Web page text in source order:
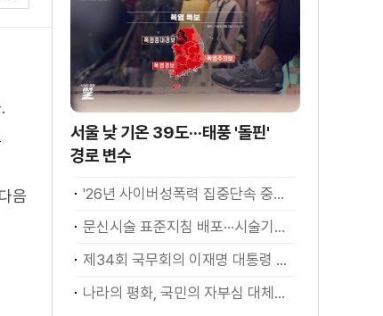
음
서울 낮 기온 39도···태풍 '돌핀'
경로 변수
'26년 사이버성폭력 집중단속 중간성과 발표···향후 추진계획은?
문신시술 표준지침 배포···시술기구, 일회용 사용 후 폐기
제34회 국무회의 이재명 대통령 모두발언
나라의 평화, 국민의 자부심 대체불가 대한민국 이재명 대통령 모두말씀